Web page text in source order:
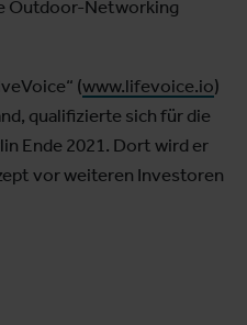
Outdoor-Networking
(www.lifevoice.io)
qualifizierte sich für die
Ende 2021. Dort wird er
vor weiteren Investoren